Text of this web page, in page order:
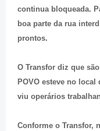
continua bloqueada.
boa parte da rua
prontos.
O Transfor diz que
POVO esteve no
viu operários
Conforme o Transfor,